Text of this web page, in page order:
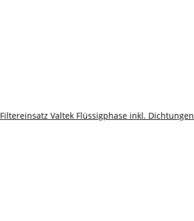
Filtereinsatz Valtek Flüssigphase inkl. Dichtungen